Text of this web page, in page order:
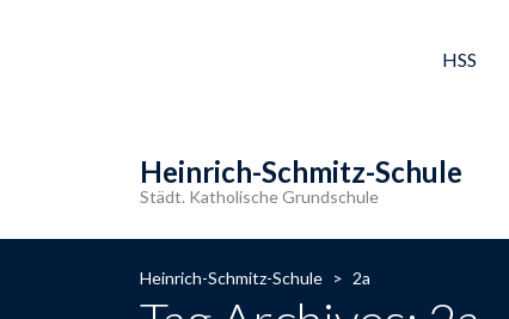
HSS
Heinrich-Schmitz-Schule
Städt. Katholische Grundschule
Heinrich-Schmitz-Schule > 2a